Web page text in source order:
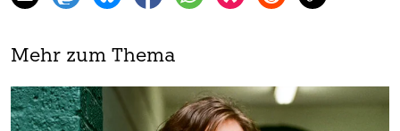
Mehr zum Thema